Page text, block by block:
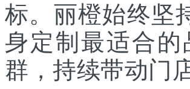
标。丽橙始终坚
身定制最适合
群，持续带动门